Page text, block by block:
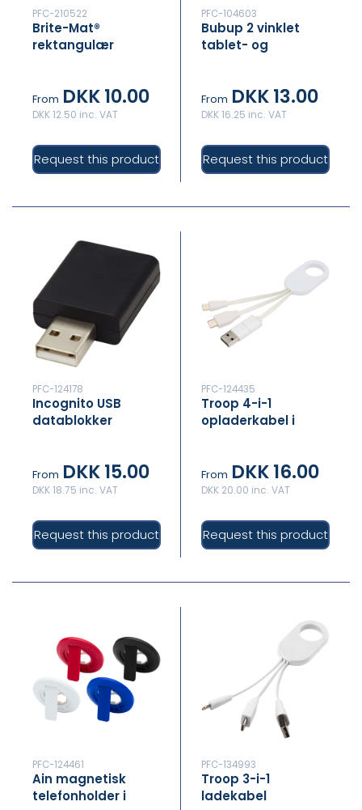
PFC-210522
Brite-Mat®
rektangulær
From DKK 10.00
DKK 12.50 inc. VAT
Request this product
PFC-104603
Bubup 2 vinklet
tablet- og
From DKK 13.00
DKK 16.25 inc. VAT
Request this product
PFC-124178
Incognito USB
datablokker
From DKK 15.00
DKK 18.75 inc. VAT
Request this product
PFC-124435
Troop 4-i-1
opladerkabel i
From DKK 16.00
DKK 20.00 inc. VAT
Request this product
PFC-124461
Ain magnetisk
telefonholder i
PFC-134993
Troop 3-i-1
ladekabel